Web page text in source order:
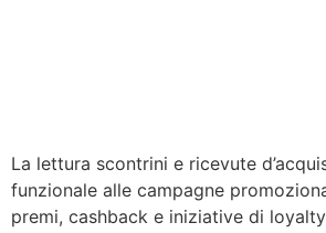
La lettura scontrini e ricevute
funzionale alle campagne
premi, cashback e iniziative di